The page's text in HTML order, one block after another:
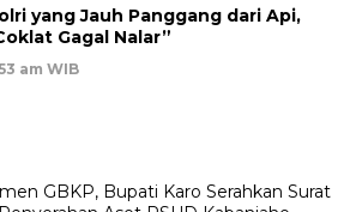
yang Jauh Panggang dari Api,
Gagal Nalar”
am WIB